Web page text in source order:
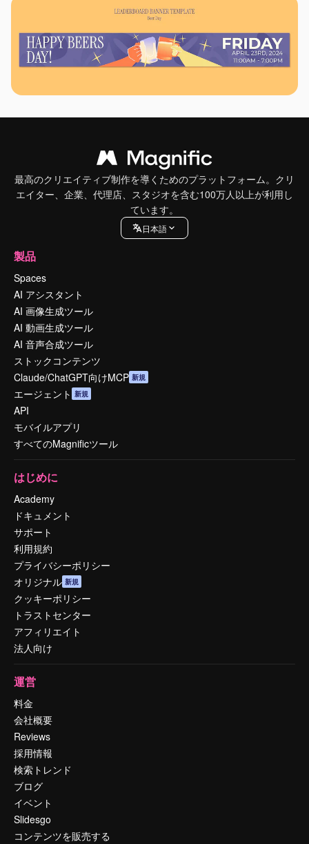
最高のクリエイティブ制作を導くためのプラットフォーム。クリ
エイター、企業、代理店、スタジオを含む100万人以上が利用し
ています。
日本語
製品
Spaces
AI アシスタント
AI 画像生成ツール
AI 動画生成ツール
AI 音声合成ツール
ストックコンテンツ
Claude/ChatGPT向けMCP 新規
エージェント 新規
API
モバイルアプリ
すべてのMagnificツール
はじめに
Academy
ドキュメント
サポート
利用規約
プライバシーポリシー
オリジナル 新規
クッキーポリシー
トラストセンター
アフィリエイト
法人向け
運営
料金
会社概要
Reviews
採用情報
検索トレンド
ブログ
イベント
Slidesgo
コンテンツを販売する